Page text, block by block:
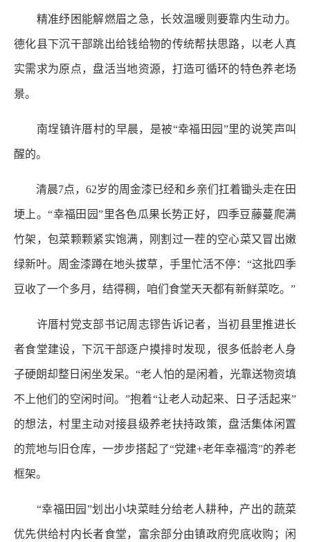
精准纾困能解燃眉之急，长效温暖则要靠内生动力。
德化县下沉干部跳出给钱给物的传统帮扶思路，以老人真
实需求为原点，盘活当地资源，打造可循环的特色养老场
景。
南埕镇许厝村的早晨，是被“幸福田园”里的说笑声叫
醒的。
清晨7点，62岁的周金漆已经和乡亲们扛着锄头走在田
埂上。“幸福田园”里各色瓜果长势正好，四季豆藤蔓爬满
竹架，包菜颗颗紧实饱满，刚割过一茬的空心菜又冒出嫩
绿新叶。周金漆蹲在地头拔草，手里忙活不停：“这批四季
豆收了一个多月，结得稠，咱们食堂天天都有新鲜菜吃。”
许厝村党支部书记周志镠告诉记者，当初县里推进长
者食堂建设，下沉干部逐户摸排时发现，很多低龄老人身
子硬朗却整日闲坐发呆。“老人怕的是闲着，光靠送物资填
不上他们的空闲时间。”抱着“让老人动起来、日子活起来”
的想法，村里主动对接县级养老扶持政策，盘活集体闲置
的荒地与旧仓库，一步步搭起了“党建+老年幸福湾”的养老
框架。
“幸福田园”划出小块菜畦分给老人耕种，产出的蔬菜
优先供给村内长者食堂，富余部分由镇政府兜底收购；闲